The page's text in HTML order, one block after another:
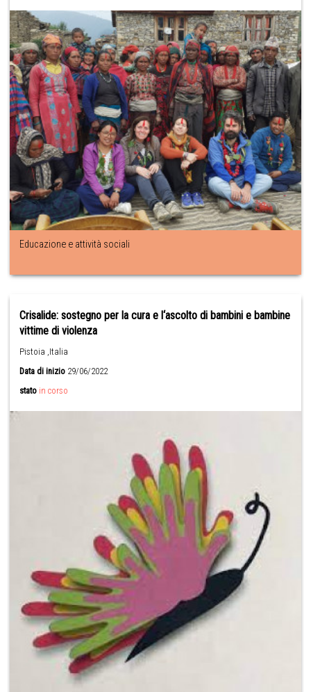
Educazione e attività sociali
Crisalide: sostegno per la cura e l‘ascolto di bambini e bambine
vittime di violenza
Pistoia ,Italia
Data di inizio 29/06/2022
stato in corso